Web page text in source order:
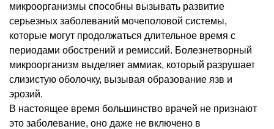
микроорганизмы способны вызывать развитие
серьезных заболеваний мочеполовой системы,
которые могут продолжаться длительное время с
периодами обострений и ремиссий. Болезнетворный
микроорганизм выделяет аммиак, который разрушает
слизистую оболочку, вызывая образование язв и
эрозий.
В настоящее время большинство врачей не признают
это заболевание, оно даже не включено в